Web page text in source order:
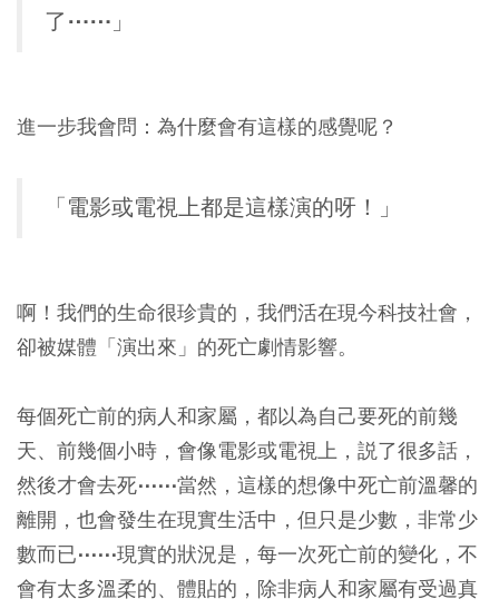
了⋯⋯」
進一步我會問：為什麼會有這樣的感覺呢？
「電影或電視上都是這樣演的呀！」
啊！我們的生命很珍貴的，我們活在現今科技社會，
卻被媒體 「演出來」 的死亡劇情影響。
每個死亡前的病人和家屬，都以為自己要死的前幾
天、前幾個小時，會像電影或電視上，説了很多話，
然後才會去死⋯⋯當然，這樣的想像中死亡前溫馨的
離開，也會發生在現實生活中，但只是少數，非常少
數而已⋯⋯現實的狀況是，每一次死亡前的變化，不
會有太多溫柔的、體貼的，除非病人和家屬有受過真